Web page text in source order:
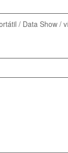
/ Data Show /